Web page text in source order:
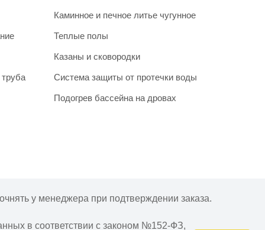
Каминное и печное литье чугунное
Теплые полы
Казаны и сковородки
Система защиты от протечки воды
Подогрев бассейна на дровах
у менеджера при подтверждении заказа.
в соответствии с законом №152-ФЗ,